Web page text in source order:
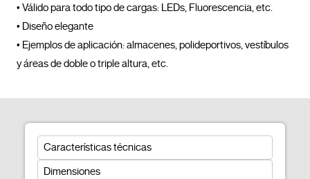
• Válido para todo tipo de cargas: LEDs, Fluorescencia, etc.
• Diseño elegante
• Ejemplos de aplicación: almacenes, polideportivos, vestíbulos
Características técnicas
Dimensiones